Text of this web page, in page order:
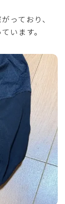
っており、
います。